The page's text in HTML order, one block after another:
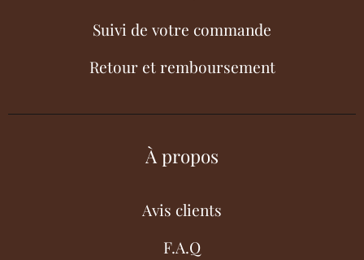
Suivi de votre commande
Retour et remboursement
À propos
Avis clients
F.A.Q